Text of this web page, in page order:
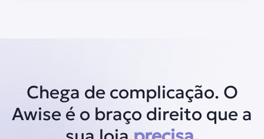
Chega de complicação. O
Awise é o braço direito que a